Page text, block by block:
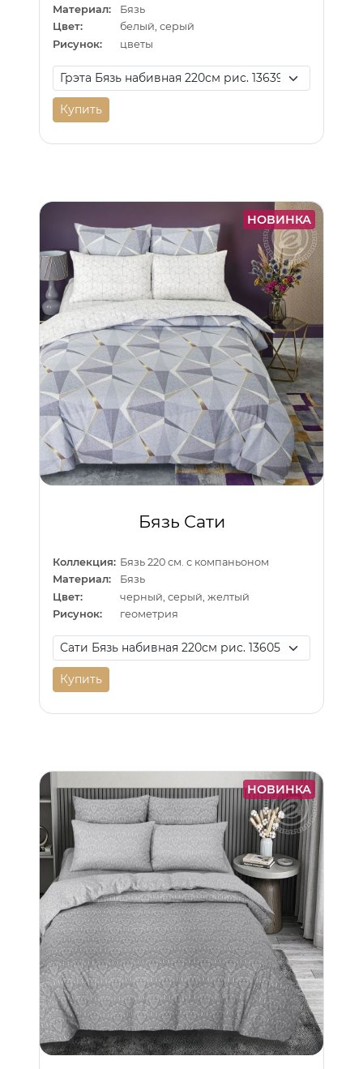
Материал:
Бязь
Цвет:
белый, серый
Рисунок:
цветы
Купить
НОВИНКА
Бязь Сати
Коллекция: Бязь 220 см. с компаньоном
Материал:
Бязь
Цвет:
черный, серый, желтый
Рисунок:
геометрия
Купить
НОВИНКА